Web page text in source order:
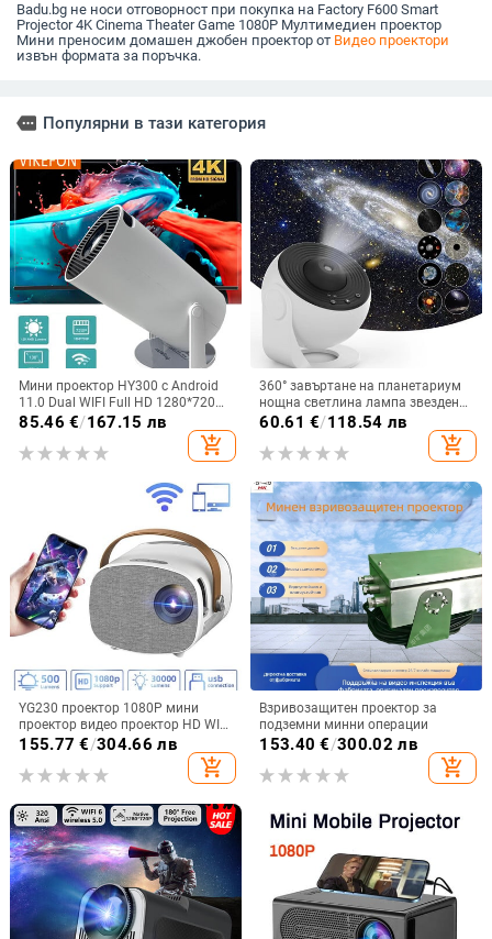
Badu.bg не носи отговорност при покупка на Factory F600 Smart
Projector 4K Cinema Theater Game 1080P Мултимедиен проектор
Мини преносим домашен джобен проектор от Видео проектори
извън формата за поръчка.
more Популярни в тази категория
Мини проектор HY300 с Android
11.0 Dual WIFI Full HD 1280*720P
4K Преносим за домашно кино
85.46 €/167.15 лв
add_shopping_cart
360° завъртане на планетариум
нощна светлина лампа звезден
проектор галактика светлина
нощна светлина за спалня деца
възрастни подаръци домашен
60.61 €/118.54 лв
add_shopping_cart
YG230 проектор 1080P мини
проектор видео проектор HD WIFI
прожекция домашно видео
оборудване поддръжка мобилен
телефон същия екран
155.77 €/304.66 лв
add_shopping_cart
Взривозащитен проектор за
подземни минни операции
153.40 €/300.02 лв
add_shopping_cart